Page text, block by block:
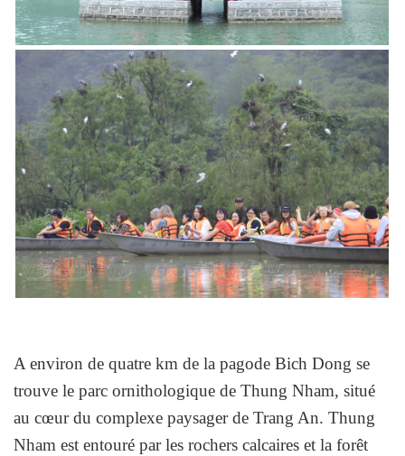
A environ de quatre km de la pagode Bich Dong se
trouve le parc ornithologique de Thung Nham, situé
au cœur du complexe paysager de Trang An. Thung
Nham est entouré par les rochers calcaires et la forêt